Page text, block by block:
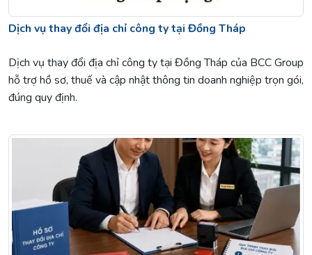
Dịch vụ thay đổi địa chỉ công ty tại Đồng Tháp
Dịch vụ thay đổi địa chỉ công ty tại Đồng Tháp của BCC Group
hỗ trợ hồ sơ, thuế và cập nhật thông tin doanh nghiệp trọn gói,
đúng quy định.